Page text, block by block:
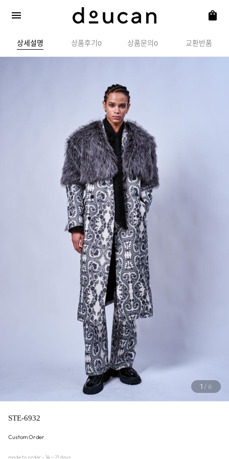
상세설명 상품후기0 상품문의0 교환반품
1 / 6
STE-6932
Custom Order
made to order - 14 ~ 21 days